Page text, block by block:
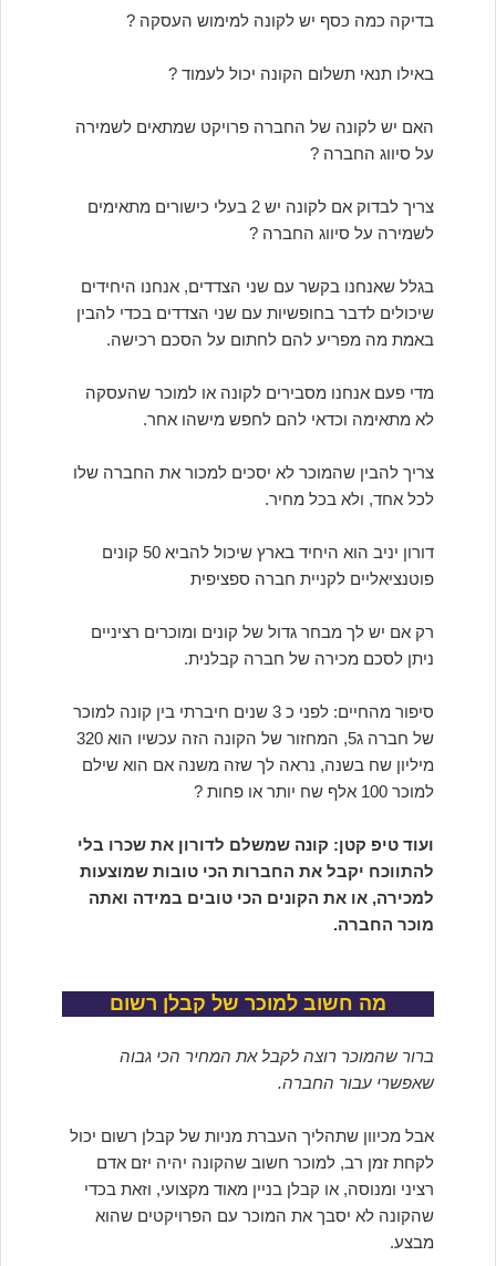
בדיקה כמה כסף יש לקונה למימוש העסקה ?
באילו תנאי תשלום הקונה יכול לעמוד ?
האם יש לקונה של החברה פרויקט שמתאים לשמירה
על סיווג החברה ?
צריך לבדוק אם לקונה יש 2 בעלי כישורים מתאימים
לשמירה על סיווג החברה ?
בגלל שאנחנו בקשר עם שני הצדדים, אנחנו היחידים
שיכולים לדבר בחופשיות עם שני הצדדים בכדי להבין
באמת מה מפריע להם לחתום על הסכם רכישה.
מדי פעם אנחנו מסבירים לקונה או למוכר שהעסקה
לא מתאימה וכדאי להם לחפש מישהו אחר.
צריך להבין שהמוכר לא יסכים למכור את החברה שלו
לכל אחד, ולא בכל מחיר.
דורון יניב הוא היחיד בארץ שיכול להביא 50 קונים
פוטנציאליים לקניית חברה ספציפית
רק אם יש לך מבחר גדול של קונים ומוכרים רציניים
ניתן לסכם מכירה של חברה קבלנית.
סיפור מהחיים: לפני כ 3 שנים חיברתי בין קונה למוכר
של חברה ג5, המחזור של הקונה הזה עכשיו הוא 320
מיליון שח בשנה, נראה לך שזה משנה אם הוא שילם
למוכר 100 אלף שח יותר או פחות ?
ועוד טיפ קטן: קונה שמשלם לדורון את שכרו בלי
להתווכח יקבל את החברות הכי טובות שמוצעות
למכירה, או את הקונים הכי טובים במידה ואתה
מוכר החברה.
מה חשוב למוכר של קבלן רשום
ברור שהמוכר רוצה לקבל את המחיר הכי גבוה
שאפשרי עבור החברה.
אבל מכיוון שתהליך העברת מניות של קבלן רשום יכול
לקחת זמן רב, למוכר חשוב שהקונה יהיה יזם אדם
רציני ומנוסה, או קבלן בניין מאוד מקצועי, וזאת בכדי
שהקונה לא יסבך את המוכר עם הפרויקטים שהוא
מבצע.